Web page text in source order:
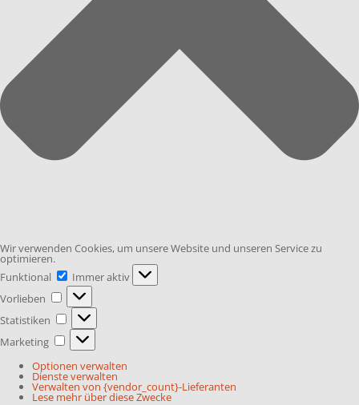
Wir verwenden Cookies, um unsere Website und unseren Service zu
optimieren.
Funktional
Immer aktiv
Vorlieben
Vorlieben
Statistiken
Statistiken
Marketing
Marketing
Optionen verwalten
Dienste verwalten
Verwalten von {vendor_count}-Lieferanten
Lese mehr über diese Zwecke